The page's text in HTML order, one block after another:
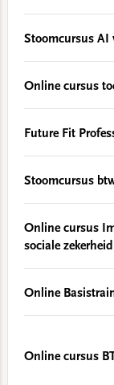
Stoomcursus AI
Online cursus
Future Fit
Stoomcursus
Online cursus
sociale
Online
Online cursus